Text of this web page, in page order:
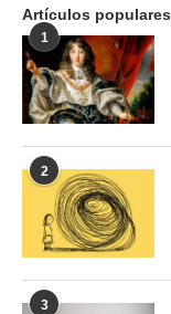
Artículos populares
1
2
3